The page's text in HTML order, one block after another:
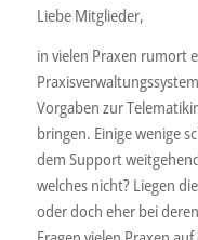
Liebe Mitglieder,
in vielen Praxen rumort
Vorgaben zur
bringen. Einige wenige
dem Support
welches nicht? Liegen
oder doch eher bei